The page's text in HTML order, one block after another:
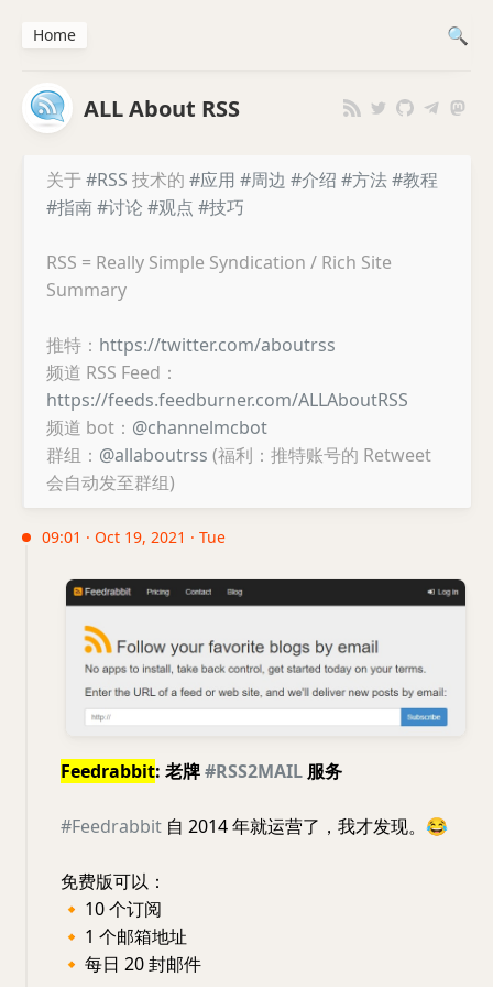
ALL About RSS
关于 #RSS 技术的 #应用 #周边 #介绍 #方法#教程
#指南#讨论 #观点 #技巧
RSS = Really Simple Syndication / Rich Site
Summary
推特： https://twitter.com/aboutrss
频道 RSS Feed：
https://feeds.feedburner.com/ALLAboutRSS
频道 bot： @channelmcbot
群组： @allaboutrss (福利：推特账号的 Retweet
会自动发至群组)
09:01 · Oct 19, 2021 · Tue
Feedrabbit: 老牌#RSS2MAIL 服务
#Feedrabbit 自 2014 年就运营了，我才发现。 😂
免费版可以：
🔸 10 个订阅
🔸 1 个邮箱地址
🔸 每日 20 封邮件
Home